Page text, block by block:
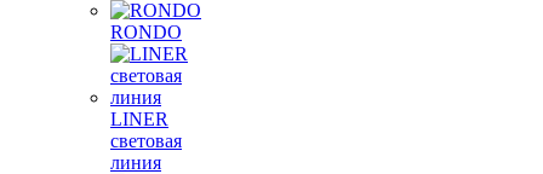
RONDO
LINER
световая
линия